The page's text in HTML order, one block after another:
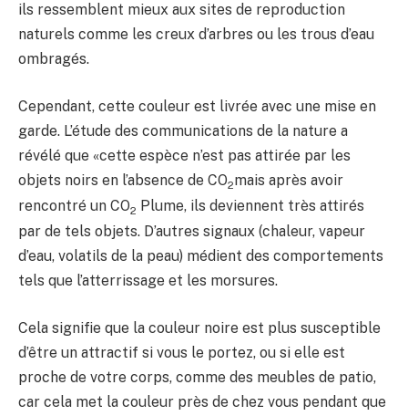
ils ressemblent mieux aux sites de reproduction
naturels comme les creux d’arbres ou les trous d’eau
ombragés.
Cependant, cette couleur est livrée avec une mise en
garde. L’étude des communications de la nature a
révélé que «cette espèce n’est pas attirée par les
objets noirs en l’absence de CO2mais après avoir
rencontré un CO2 Plume, ils deviennent très attirés
par de tels objets. D’autres signaux (chaleur, vapeur
d’eau, volatils de la peau) médient des comportements
tels que l’atterrissage et les morsures.
Cela signifie que la couleur noire est plus susceptible
d’être un attractif si vous le portez, ou si elle est
proche de votre corps, comme des meubles de patio,
car cela met la couleur près de chez vous pendant que